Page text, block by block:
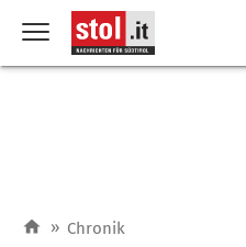
» Chronik